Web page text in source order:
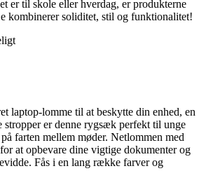
er til skole eller hverdag, er produkterne
kombinerer soliditet, stil og funktionalitet!
laptop-lomme til at beskytte din enhed, en
stropper er denne rygsæk perfekt til unge
farten mellem møder. Netlommen med
at opbevare dine vigtige dokumenter og
Fås i en lang række farver og